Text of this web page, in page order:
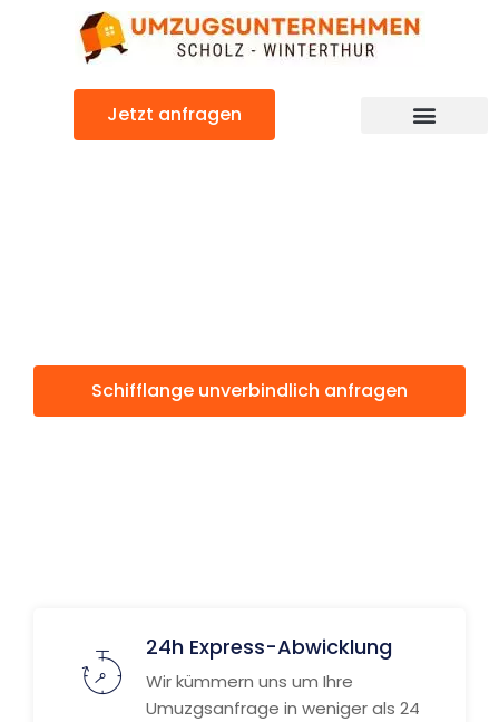
Jetzt anfragen
Schifflange unverbindlich anfragen
24h Express-Abwicklung
Wir kümmern uns um Ihre
Umuzgsanfrage in weniger als 24